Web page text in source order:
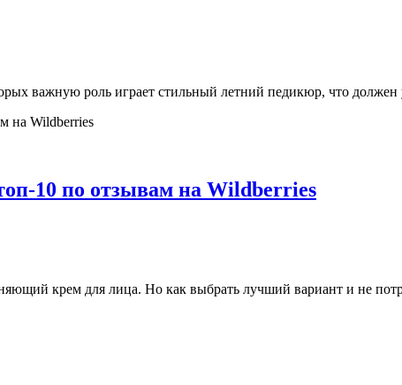
важную роль играет стильный летний педикюр, что
10 по отзывам на Wildberries
крем для лица. Но как выбрать лучший вариант и не